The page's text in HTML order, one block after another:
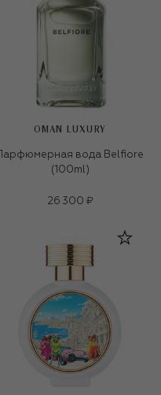
OMAN LUXURY
Парфюмерная вода Belfiore
(100ml)
26 300 ₽